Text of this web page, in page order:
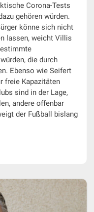
Corona-Tests
gehören würden.
könne sich nicht
lassen, weicht Villis
die durch
Ebenso wie Seifert
freie Kapazitäten
sind in der Lage,
andere offenbar
der Fußball bislang